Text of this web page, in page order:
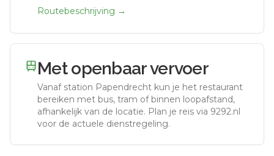
Routebeschrijving →
Met openbaar vervoer
Vanaf station Papendrecht kun je het restaurant
bereiken met bus, tram of binnen loopafstand,
afhankelijk van de locatie. Plan je reis via 9292.nl
voor de actuele dienstregeling.